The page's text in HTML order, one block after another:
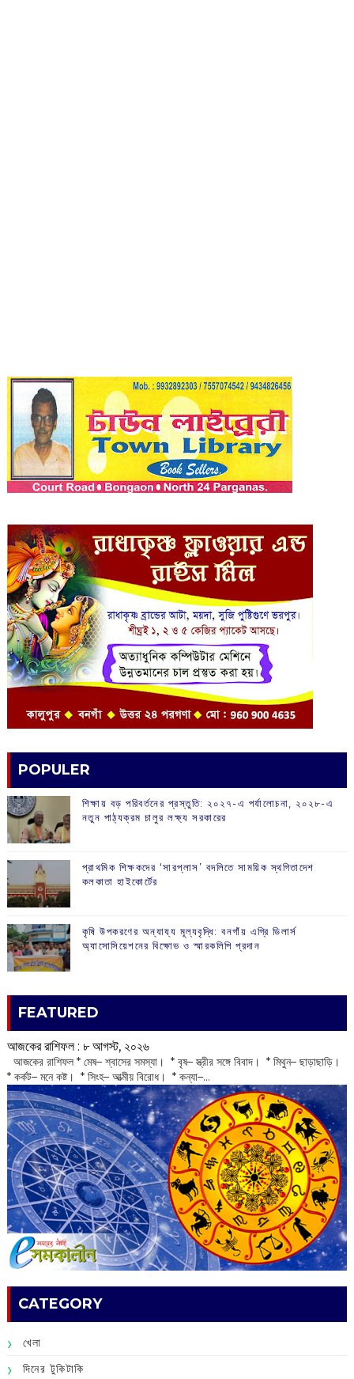
POPULER
শিক্ষায় বড় পরিবর্তনের প্রস্তুতি: ২০২৭-এ পর্যালোচনা, ২০২৮-এ
নতুন পাঠ্যক্রম চালুর লক্ষ্য সরকারের
প্রাথমিক শিক্ষকদের ‘সারপ্লাস’ বদলিতে সাময়িক স্থগিতাদেশ
কলকাতা হাইকোর্টের
কৃষি উপকরণের অন্যায্য মূল্যবৃদ্ধি: বনগাঁয় এগ্রি ডিলার্স
অ্যাসোসিয়েশনের বিক্ষোভ ও স্মারকলিপি প্রদান
FEATURED
আজকের রাশিফল :‌ ‌‌৮ আগস্ট, ২০২৬
‌ আজকের রাশিফল * মেষ– শ্বাসের সমস্যা। * বৃষ– স্ত্রীর সঙ্গে বিবাদ। * মিথুন– ছাড়াছাড়ি।
* কর্কট– মনে কষ্ট। * সিংহ– আত্মীয় বিরোধ। * কন্যা–...
CATEGORY
খেলা
দিনের টুকিটাকি